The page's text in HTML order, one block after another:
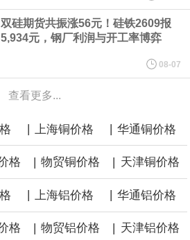
运成果。
室（CBO）于当地时间5日发布报告称，美国海军
核动力“特朗普级”（Trump-class）战列舰，从研发
可能高达2750亿美元，为美国有史以来最昂贵的水
根据CBO的初步估算，首舰造价约234亿美元，
艘约180亿美元。
自今年1月以来最大单周涨幅。油价走弱为金价提
双硅期货共振涨56元！硅铁2609报
5,934元，钢厂利润与开工率博弈
08-07
查看更多...
| 上海铜价格 | 华通铜价格
格 | 物贸铜价格 | 天津铜价格
上海铝价格 华通铝价格
格 | 物贸铝价格 | 天津铝价格